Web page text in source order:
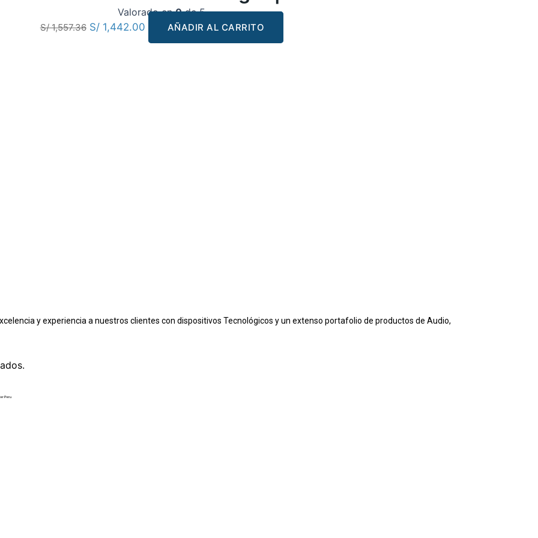
Valorado en0de 5
S/1,557.36 S/1,442.00 AÑADIR AL CARRITO
y experiencia a nuestros clientes con dispositivos Tecnológicos y un extenso portafolio de productos de Audio,
Peru